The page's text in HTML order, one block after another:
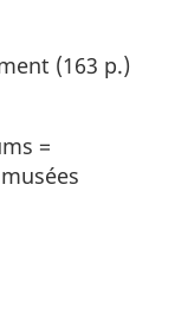
(163 p.)
=